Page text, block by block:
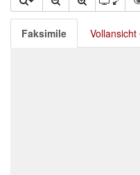
Faksimile Vollansicht